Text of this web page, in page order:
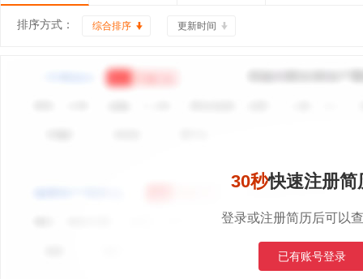
排序方式： 综合排序 更新时间
30秒快速注册简
登录或注册简历后可以
已有账号登录